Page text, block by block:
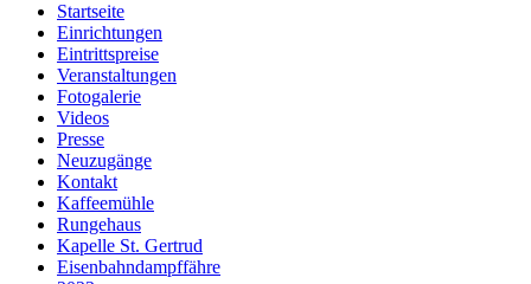
Startseite
Einrichtungen
Eintrittspreise
Veranstaltungen
Fotogalerie
Videos
Presse
Neuzugänge
Kontakt
Kaffeemühle
Rungehaus
Kapelle St. Gertrud
Eisenbahndampffähre